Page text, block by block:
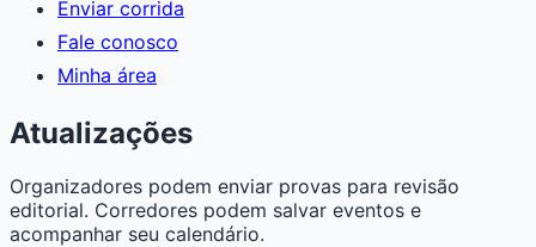
Enviar corrida
Fale conosco
Minha área
Atualizações
Organizadores podem enviar provas para revisão
editorial. Corredores podem salvar eventos e
acompanhar seu calendário.